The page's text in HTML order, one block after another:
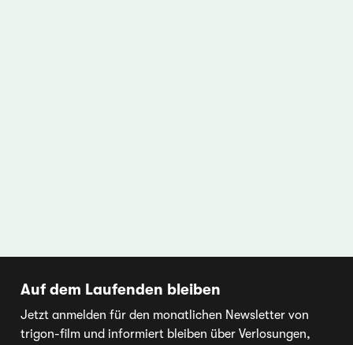
Auf dem Laufenden bleiben
Jetzt anmelden für den monatlichen Newsletter von
trigon-film und informiert bleiben über Verlosungen,